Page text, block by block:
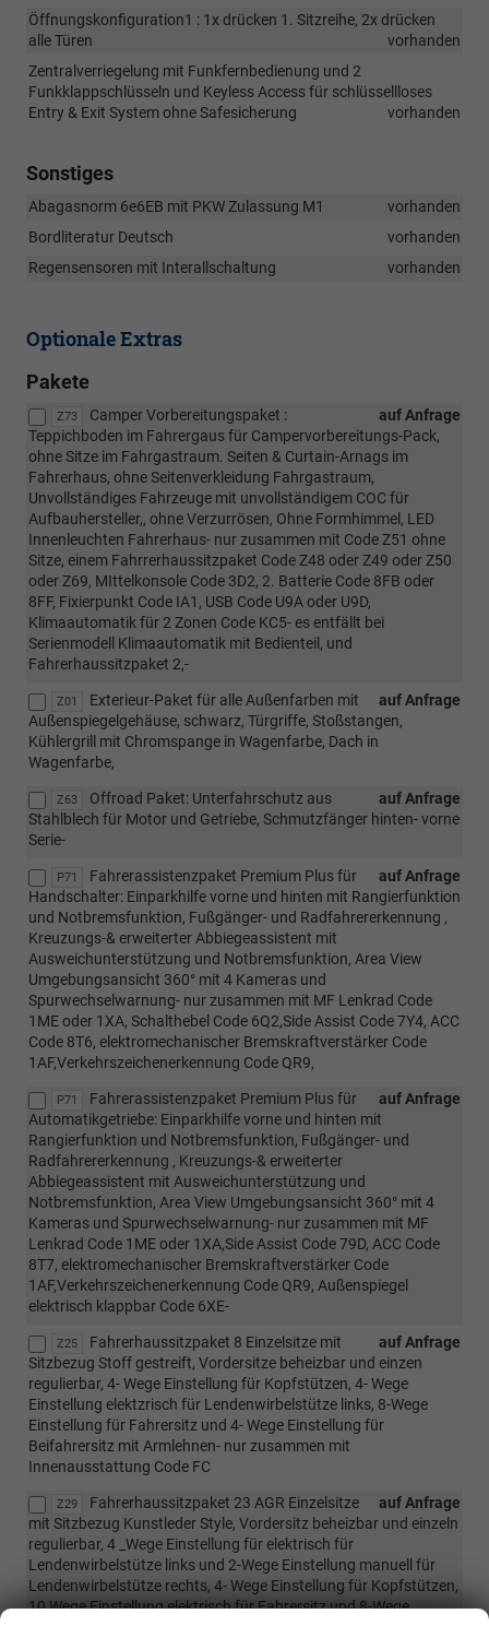
Öffnungskonfiguration1 : 1x drücken 1. Sitzreihe, 2x drücken
alle Türen
vorhanden
Zentralverriegelung mit Funkfernbedienung und 2
Funkklappschlüsseln und Keyless Access für schlüssellloses
Entry & Exit System ohne Safesicherung
vorhanden
Sonstiges
Abagasnorm 6e6EB mit PKW Zulassung M1
vorhanden
Bordliteratur Deutsch
vorhanden
Regensensoren mit Interallschaltung
vorhanden
Optionale Extras
Pakete
Z73 auf Anfrage
Camper Vorbereitungspaket :
Teppichboden im Fahrergaus für Campervorbereitungs-Pack,
ohne Sitze im Fahrgastraum. Seiten & Curtain-Arnags im
Fahrerhaus, ohne Seitenverkleidung Fahrgastraum,
Unvollständiges Fahrzeuge mit unvollständigem COC für
Aufbauhersteller,, ohne Verzurrösen, Ohne Formhimmel, LED
Innenleuchten Fahrerhaus- nur zusammen mit Code Z51 ohne
Sitze, einem Fahrrerhaussitzpaket Code Z48 oder Z49 oder Z50
oder Z69, MIttelkonsole Code 3D2, 2. Batterie Code 8FB oder
8FF, Fixierpunkt Code IA1, USB Code U9A oder U9D,
Klimaautomatik für 2 Zonen Code KC5- es entfällt bei
Serienmodell Klimaautomatik mit Bedienteil, und
Fahrerhaussitzpaket 2,-
Z01 auf Anfrage
Exterieur-Paket für alle Außenfarben mit
Außenspiegelgehäuse, schwarz, Türgriffe, Stoßstangen,
Kühlergrill mit Chromspange in Wagenfarbe, Dach in
Wagenfarbe,
Z63 auf Anfrage
Offroad Paket: Unterfahrschutz aus
Stahlblech für Motor und Getriebe, Schmutzfänger hinten- vorne
Serie-
P71 auf Anfrage
Fahrerassistenzpaket Premium Plus für
Handschalter: Einparkhilfe vorne und hinten mit Rangierfunktion
und Notbremsfunktion, Fußgänger- und Radfahrererkennung ,
Kreuzungs-& erweiterter Abbiegeassistent mit
Ausweichunterstützung und Notbremsfunktion, Area View
Umgebungsansicht 360° mit 4 Kameras und
Spurwechselwarnung- nur zusammen mit MF Lenkrad Code
1ME oder 1XA, Schalthebel Code 6Q2,Side Assist Code 7Y4, ACC
Code 8T6, elektromechanischer Bremskraftverstärker Code
1AF,Verkehrszeichenerkennung Code QR9,
P71 auf Anfrage
Fahrerassistenzpaket Premium Plus für
Automatikgetriebe: Einparkhilfe vorne und hinten mit
Rangierfunktion und Notbremsfunktion, Fußgänger- und
Radfahrererkennung , Kreuzungs-& erweiterter
Abbiegeassistent mit Ausweichunterstützung und
Notbremsfunktion, Area View Umgebungsansicht 360° mit 4
Kameras und Spurwechselwarnung- nur zusammen mit MF
Lenkrad Code 1ME oder 1XA,Side Assist Code 79D, ACC Code
8T7, elektromechanischer Bremskraftverstärker Code
1AF,Verkehrszeichenerkennung Code QR9, Außenspiegel
elektrisch klappbar Code 6XE-
Z25 auf Anfrage
Fahrerhaussitzpaket 8 Einzelsitze mit
Sitzbezug Stoff gestreift, Vordersitze beheizbar und einzen
regulierbar, 4- Wege Einstellung für Kopfstützen, 4- Wege
Einstellung elektzrisch für Lendenwirbelstütze links, 8-Wege
Einstellung für Fahrersitz und 4- Wege Einstellung für
Beifahrersitz mit Armlehnen- nur zusammen mit
Innenausstattung Code FC
Z29 auf Anfrage
Fahrerhaussitzpaket 23 AGR Einzelsitze
mit Sitzbezug Kunstleder Style, Vordersitz beheizbar und einzeln
regulierbar, 4 _Wege Einstellung für elektrisch für
Lendenwirbelstütze links und 2-Wege Einstellung manuell für
Lendenwirbelstütze rechts, 4- Wege Einstellung für Kopfstützen,
10 Wege Einstellung elektrisch für Fahrersitz und 8-Wege